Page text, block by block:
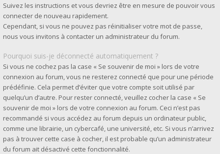
Suivez les instructions et vous devriez être en mesure de pouvoir vous
connecter de nouveau rapidement.
Cependant, si vous ne pouvez pas réinitialiser votre mot de passe,
nous vous invitons à contacter un administrateur du forum.
Pourquoi suis-je déconnecté automatiquement ?
Si vous ne cochez pas la case « Se souvenir de moi » lors de votre
connexion au forum, vous ne resterez connecté que pour une période
prédéfinie. Cela permet d’éviter que votre compte soit utilisé par
quelqu’un d’autre. Pour rester connecté, veuillez cocher la case « Se
souvenir de moi » lors de votre connexion au forum. Ceci n’est pas
recommandé si vous accédez au forum depuis un ordinateur public,
comme une librairie, un cybercafé, une université, etc. Si vous n’arrivez
pas à trouver cette case à cocher, il est probable qu’un administrateur
du forum ait désactivé cette fonctionnalité.